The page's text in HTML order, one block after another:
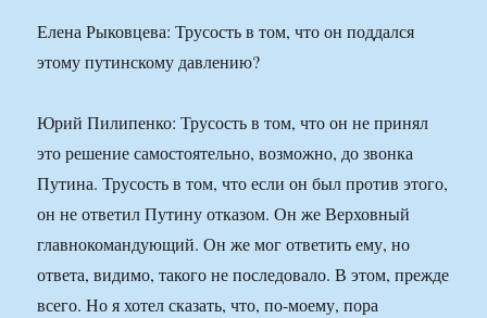
Елена Рыковцева: Трусость в том, что он поддался
этому путинскому давлению?
Юрий Пилипенко: Трусость в том, что он не принял
это решение самостоятельно, возможно, до звонка
Путина. Трусость в том, что если он был против этого,
он не ответил Путину отказом. Он же Верховный
главнокомандующий. Он же мог ответить ему, но
ответа, видимо, такого не последовало. В этом, прежде
всего. Но я хотел сказать, что, по-моему, пора